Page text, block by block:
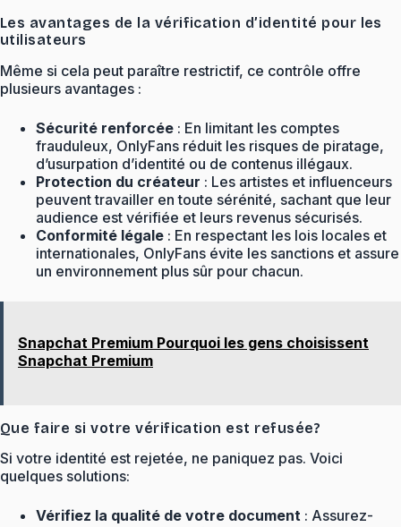
Les avantages de la vérification d’identité pour les
utilisateurs
Même si cela peut paraître restrictif, ce contrôle offre
plusieurs avantages :
Sécurité renforcée : En limitant les comptes
frauduleux, OnlyFans réduit les risques de piratage,
d’usurpation d’identité ou de contenus illégaux.
Protection du créateur : Les artistes et influenceurs
peuvent travailler en toute sérénité, sachant que leur
audience est vérifiée et leurs revenus sécurisés.
Conformité légale : En respectant les lois locales et
internationales, OnlyFans évite les sanctions et assure
un environnement plus sûr pour chacun.
Snapchat Premium Pourquoi les gens choisissent
Snapchat Premium
Que faire si votre vérification est refusée?
Si votre identité est rejetée, ne paniquez pas. Voici
quelques solutions:
Vérifiez la qualité de votre document : Assurez-